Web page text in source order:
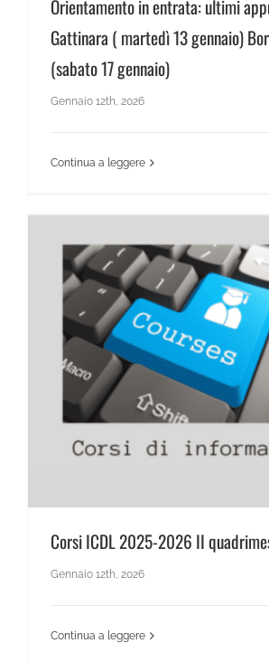
Orientamento in entrata: ultimi
Gattinara ( martedì 13 gennaio)
(sabato 17 gennaio)
Gennaio 12th, 2026
Continua a leggere
Corsi ICDL 2025-2026 II
Gennaio 12th, 2026
Continua a leggere